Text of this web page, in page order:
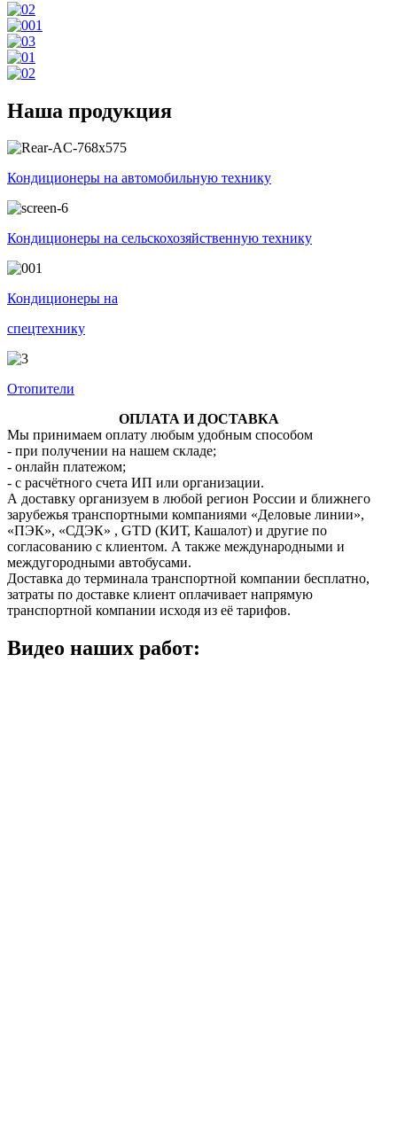
Наша продукция
Кондиционеры на автомобильную технику
Кондиционеры на сельскохозяйственную технику
Кондиционеры на
спецтехнику
Отопители
ОПЛАТА И ДОСТАВКА
Мы принимаем оплату любым удобным способом
- при получении на нашем складе;
- онлайн платежом;
- с расчётного счета ИП или организации.
А доставку организуем в любой регион России и ближнего
зарубежья транспортными компаниями «Деловые линии»,
«ПЭК», «СДЭК» , GTD (КИТ, Кашалот) и другие по
согласованию с клиентом. А также международными и
междугородными автобусами.
Доставка до терминала транспортной компании бесплатно,
затраты по доставке клиент оплачивает напрямую
транспортной компании исходя из её тарифов.
Видео наших работ: